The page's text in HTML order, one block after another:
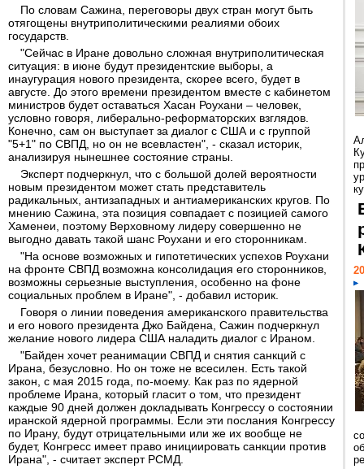
По словам Сажина, переговоры двух стран могут быть
отягощены внутриполитическими реалиями обоих
государств.
"Сейчас в Иране довольно сложная внутриполитическая
ситуация: в июне будут президентские выборы, а
инаугурация нового президента, скорее всего, будет в
августе. До этого времени президентом вместе с кабинетом
министров будет оставаться Хасан Роухани – человек,
условно говоря, либерально-реформаторских взглядов.
Конечно, сам он выступает за диалог с США и с группой
"5+1" по СВПД, но он не всевластен", - сказал историк,
анализируя нынешнее состояние страны.
Эксперт подчеркнул, что с большой долей вероятности
новым президентом может стать представитель
радикальных, антизападных и антиамериканских кругов. По
мнению Сажина, эта позиция совпадает с позицией самого
Хаменеи, поэтому Верховному лидеру совершенно не
выгодно давать такой шанс Роухани и его сторонникам.
"На основе возможных и гипотетических успехов Роухани
на фронте СВПД возможна консолидация его сторонников,
возможны серьезные выступления, особенно на фоне
социальных проблем в Иране", - добавил историк.
Говоря о линии поведения американского правительства
и его нового президента Джо Байдена, Сажин подчеркнул
желание нового лидера США наладить диалог с Ираном.
"Байден хочет реанимации СВПД и снятия санкций с
Ирана, безусловно. Но он тоже не всесилен. Есть такой
закон, с мая 2015 года, по-моему. Как раз по ядерной
проблеме Ирана, который гласит о том, что президент
каждые 90 дней должен докладывать Конгрессу о состоянии
иранской ядерной программы. Если эти послания Конгрессу
по Ирану, будут отрицательными или же их вообще не
будет, Конгресс имеет право инициировать санкции против
Ирана", - считает эксперт РСМД.